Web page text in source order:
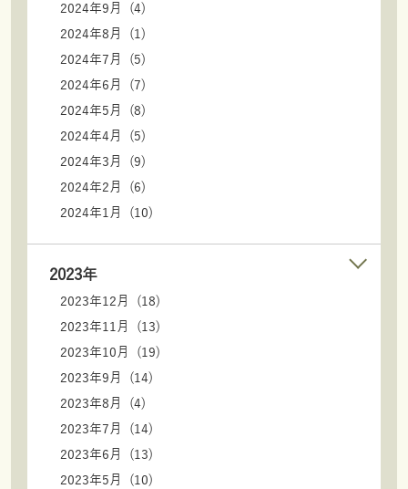
2024年9月 (4)
2024年8月 (1)
2024年7月 (5)
2024年6月 (7)
2024年5月 (8)
2024年4月 (5)
2024年3月 (9)
2024年2月 (6)
2024年1月 (10)
2023年
2023年12月 (18)
2023年11月 (13)
2023年10月 (19)
2023年9月 (14)
2023年8月 (4)
2023年7月 (14)
2023年6月 (13)
2023年5月 (10)